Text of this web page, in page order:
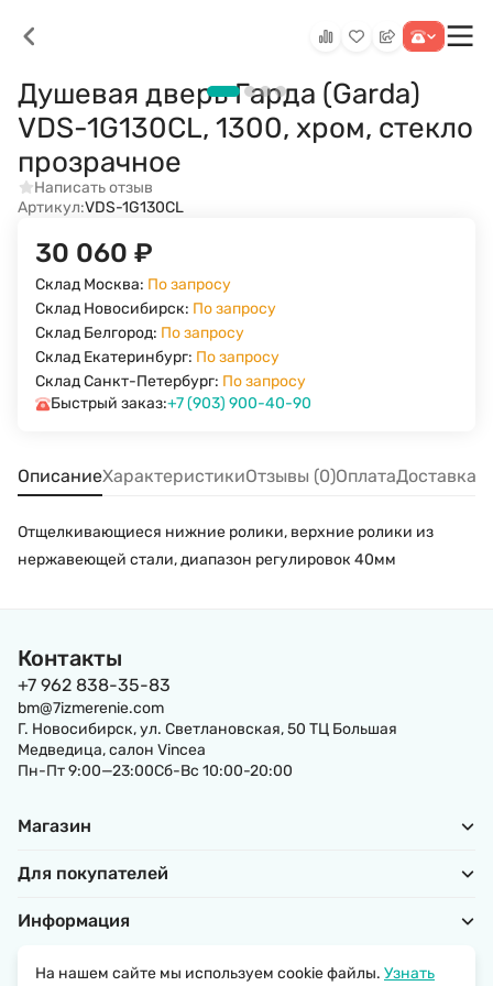
Душевая дверь Гарда (Garda)
VDS-1G130CL, 1300, хром, стекло
прозрачное
Написать отзыв
Артикул:VDS-1G130CL
30 060 ₽
Склад Москва: По запросу
Склад Новосибирск: По запросу
Склад Белгород: По запросу
Склад Екатеринбург: По запросу
Склад Санкт-Петербург: По запросу
Быстрый заказ:+7 (903) 900-40-90
ОписаниеХарактеристикиОтзывы (0)ОплатаДоставка
Отщелкивающиеся нижние ролики, верхние ролики из
нержавеющей стали, диапазон регулировок 40мм
Контакты
+7 962 838-35-83
bm@7izmerenie.com
Г. Новосибирск, ул. Светлановская, 50 ТЦ Большая
Медведица, салон Vincea
Пн-Пт 9:00—23:00Сб-Вс 10:00-20:00
Магазин
Для покупателей
Информация
На нашем сайте мы используем cookie файлы. Узнать